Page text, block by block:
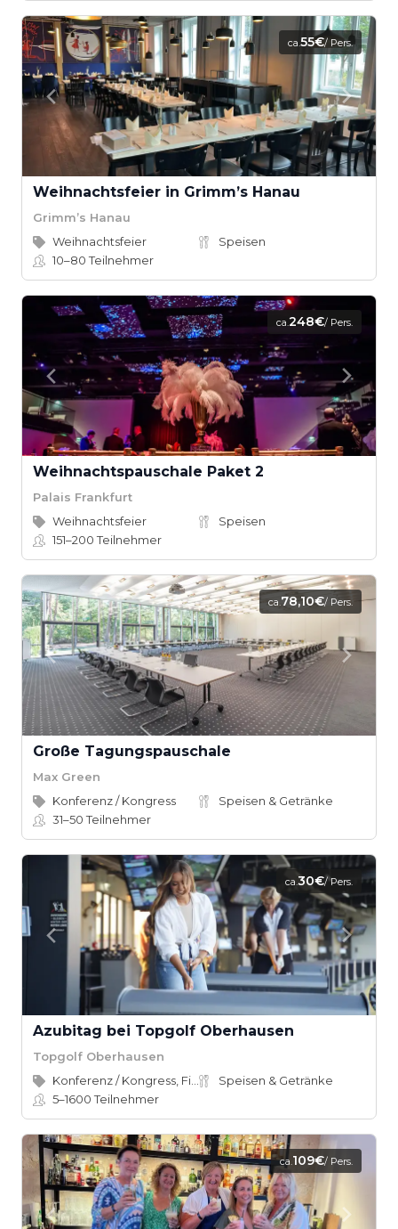
ca.55€/ Pers.
Weihnachtsfeier in Grimm’s Hanau
Grimm’s Hanau
Weihnachtsfeier
Speisen
10–80Teilnehmer
ca.248€/ Pers.
Weihnachtspauschale Paket 2
Palais Frankfurt
Weihnachtsfeier
Speisen
151–200Teilnehmer
ca.78,10€/ Pers.
Große Tagungspauschale
Max Green
Konferenz / Kongress
Speisen & Getränke
31–50Teilnehmer
ca.30€/ Pers.
Azubitag bei Topgolf Oberhausen
Topgolf Oberhausen
Speisen & Getränke
5–1600Teilnehmer
ca.109€/ Pers.